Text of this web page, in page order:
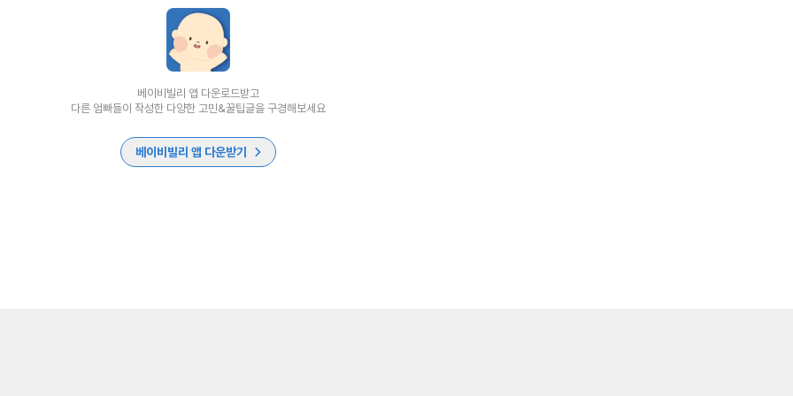
베이비빌리 앱 다운로드받고
다른 엄빠들이 작성한 다양한 고민&꿀팁글을 구경해보세요
베이비빌리 앱 다운받기